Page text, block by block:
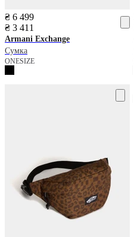
₴ 6 499
₴ 3 411
Armani Exchange
Сумка
ONESIZE